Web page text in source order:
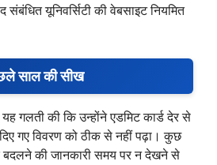
यूनिवर्सिटी की वेबसाइट नियमित
साल की सीख
यह गलती की कि उन्होंने एडमिट कार्ड देर से
गए विवरण को ठीक से नहीं पढ़ा। कुछ
बदलने की जानकारी समय पर न देखने से